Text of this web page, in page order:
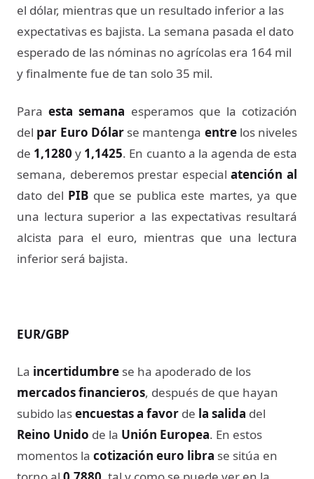
el dólar, mientras que un resultado inferior a las
expectativas es bajista. La semana pasada el dato
esperado de las nóminas no agrícolas era 164 mil
y finalmente fue de tan solo 35 mil.
Paraesta semana esperamos que la cotización
del par Euro Dólarse mantenga entrelos niveles
de 1,1280 y 1,1425. En cuanto a la agenda de esta
semana, deberemos prestar especialatención al
dato del PIB que se publica este martes, ya que
una lectura superior a las expectativas resultará
alcista para el euro, mientras que una lectura
inferior será bajista.
EUR/GBP
La incertidumbre se ha apoderado de los
mercados financieros, después de que hayan
subido lasencuestas a favor de la salida del
Reino Unido de la Unión Europea. En estos
momentos la cotización euro libra se sitúa en